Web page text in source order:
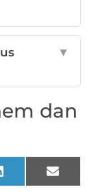
▼
dan
LinkedIn Email